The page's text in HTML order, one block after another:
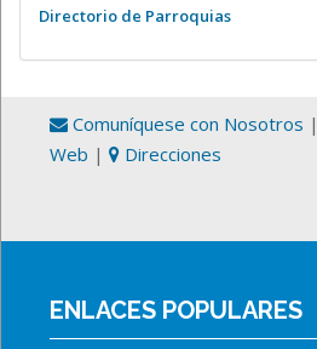
Directorio de Parroquias
Comuníquese con Nosotros |
Web | Direcciones
ENLACES POPULARES